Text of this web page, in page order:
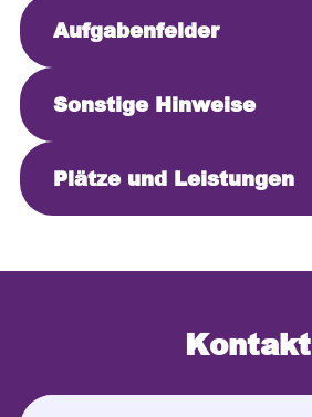
Aufgabenfelder
Sonstige Hinweise
Plätze und Leistungen
Kontakt